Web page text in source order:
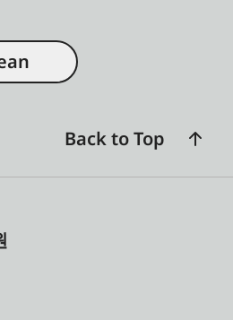
Back to Top